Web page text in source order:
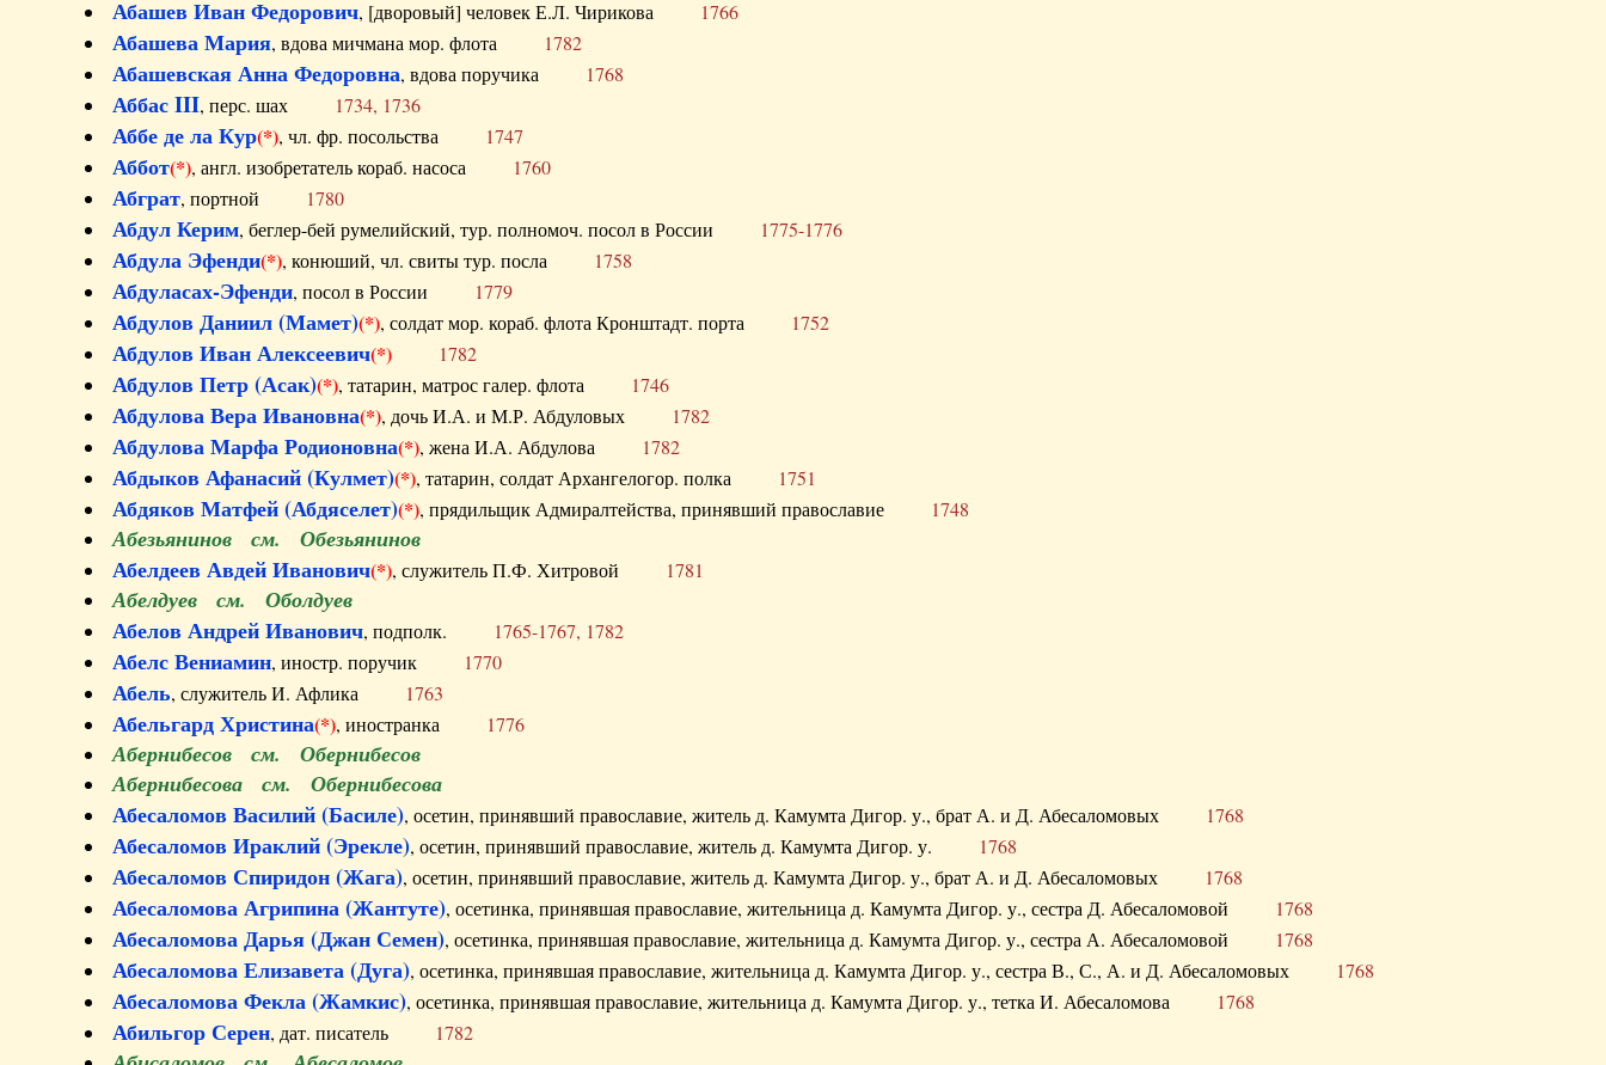
Абашев Иван Федорович, [дворовый] человек Е.Л. Чирикова 1766
Абашева Мария, вдова мичмана мор. флота 1782
Абашевская Анна Федоровна, вдова поручика 1768
Аббас III, перс. шах 1734, 1736
Аббе де ла Кур(*), чл. фр. посольства 1747
Аббот(*), англ. изобретатель кораб. насоса 1760
Абграт, портной 1780
Абдул Керим, беглер-бей румелийский, тур. полномоч. посол в России 1775-1776
Абдула Эфенди(*), конюший, чл. свиты тур. посла 1758
Абдуласах-Эфенди, посол в России 1779
Абдулов Даниил (Мамет)(*), солдат мор. кораб. флота Кронштадт. порта 1752
Абдулов Иван Алексеевич(*) 1782
Абдулов Петр (Асак)(*), татарин, матрос галер. флота 1746
Абдулова Вера Ивановна(*), дочь И.А. и М.Р. Абдуловых 1782
Абдулова Марфа Родионовна(*), жена И.А. Абдулова 1782
Абдыков Афанасий (Кулмет)(*), татарин, солдат Архангелогор. полка 1751
Абдяков Матфей (Абдяселет)(*), прядильщик Адмиралтейства, принявший православие 1748
Абезьянинов см. Обезьянинов
Абелдеев Авдей Иванович(*), служитель П.Ф. Хитровой 1781
Абелдуев см. Оболдуев
Абелов Андрей Иванович, подполк. 1765-1767, 1782
Абелс Вениамин, иностр. поручик 1770
Абель, служитель И. Афлика 1763
Абельгард Христина(*), иностранка 1776
Абернибесов см. Обернибесов
Абернибесова см. Обернибесова
Абесаломов Василий (Басиле), осетин, принявший православие, житель д. Камумта Дигор. у., брат А. и Д. Абесаломовых 1768
Абесаломов Ираклий (Эрекле), осетин, принявший православие, житель д. Камумта Дигор. у. 1768
Абесаломов Спиридон (Жага), осетин, принявший православие, житель д. Камумта Дигор. у., брат А. и Д. Абесаломовых 1768
Абесаломова Агрипина (Жантуте), осетинка, принявшая православие, жительница д. Камумта Дигор. у., сестра Д. Абесаломовой 1768
Абесаломова Дарья (Джан Семен), осетинка, принявшая православие, жительница д. Камумта Дигор. у., сестра А. Абесаломовой 1768
Абесаломова Елизавета (Дуга), осетинка, принявшая православие, жительница д. Камумта Дигор. у., сестра В., С., А. и Д. Абесаломовых 1768
Абесаломова Фекла (Жамкис), осетинка, принявшая православие, жительница д. Камумта Дигор. у., тетка И. Абесаломова 1768
Абильгор Серен, дат. писатель 1782